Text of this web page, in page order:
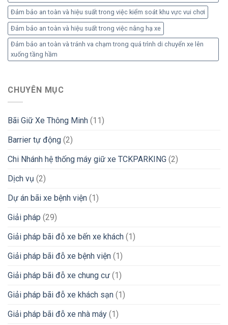
Đảm bảo an toàn và hiệu suất trong việc kiểm soát khu vực vui chơi
Đảm bảo an toàn và hiệu suất trong việc nâng hạ xe
Đảm bảo an toàn và tránh va chạm trong quá trình di chuyển xe lên
xuống tầng hầm
CHUYÊN MỤC
Bãi Giữ Xe Thông Minh (11)
Barrier tự động (2)
Chi Nhánh hệ thống máy giữ xe TCKPARKING (2)
Dịch vụ (2)
Dự án bãi xe bệnh viện (1)
Giải pháp (29)
Giải pháp bãi đỗ xe bến xe khách (1)
Giải pháp bãi đỗ xe bệnh viện (1)
Giải pháp bãi đỗ xe chung cư (1)
Giải pháp bãi đỗ xe khách sạn (1)
Giải pháp bãi đỗ xe nhà máy (1)